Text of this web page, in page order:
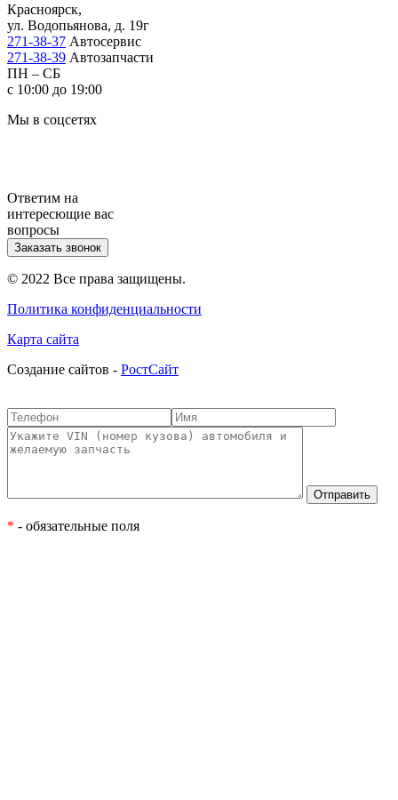
Красноярск,
ул. Водопьянова, д. 19г
271-38-37 Автосервис
271-38-39 Автозапчасти
ПН – СБ
с 10:00 до 19:00
Мы в соцсетях
Ответим на
интересющие вас
вопросы
Заказать звонок
© 2022 Все права защищены.
Политика конфиденциальности
Карта сайта
Cоздание сайтов - РостСайт
* - обязательные поля